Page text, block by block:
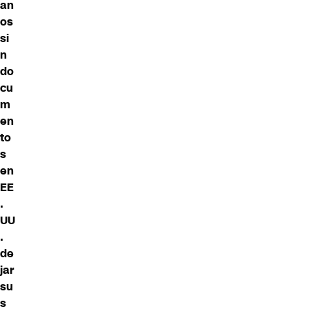
an
os
si
n
do
cu
m
en
to
s
en
EE
.
UU
.
de
jar
su
s